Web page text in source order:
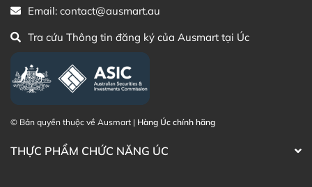
Email: contact@ausmart.au
Tra cứu Thông tin đăng ký của Ausmart tại Úc
© Bản quyền thuộc về Ausmart | Hàng Úc chính hãng
THỰC PHẨM CHỨC NĂNG ÚC